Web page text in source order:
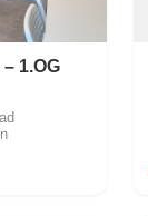
1.OG